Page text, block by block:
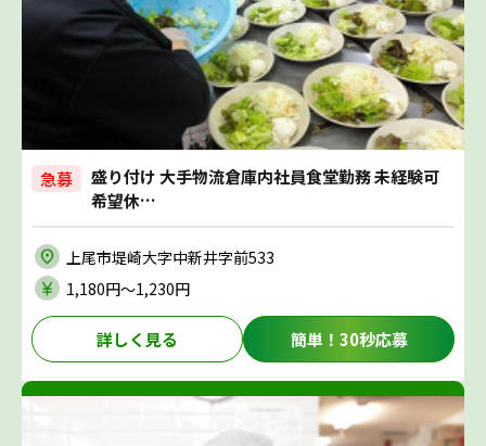
急募
盛り付け 大手物流倉庫内社員食堂勤務 未経験可
希望休…
上尾市堤崎大字中新井字前533
1,180円〜1,230円
詳しく見る 簡単！30秒応募